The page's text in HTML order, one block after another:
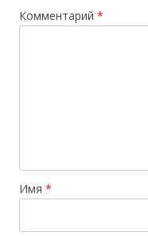
Комментарий *
Имя *